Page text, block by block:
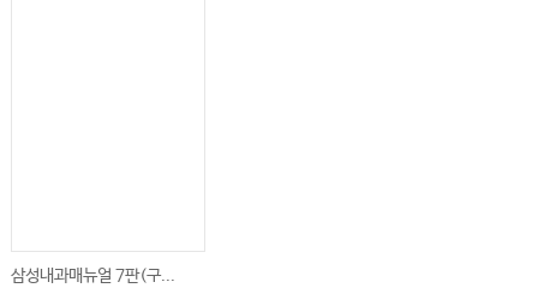
삼성내과매뉴얼 7판(구...